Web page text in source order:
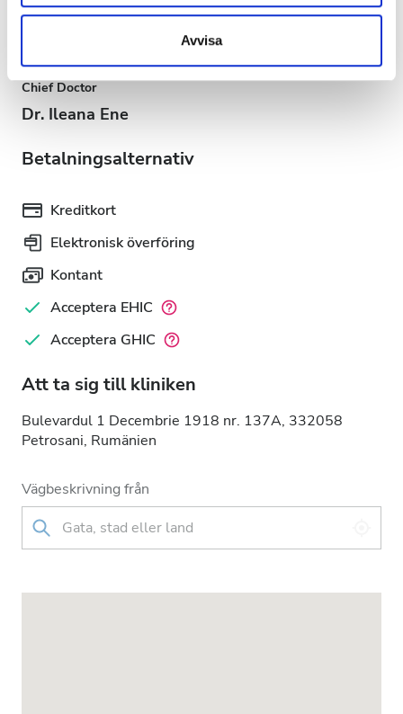
samlat in när du har använt deras tjänster.
Avvisa
Chief Doctor
Dr. Ileana Ene
Betalningsalternativ
Kreditkort
Elektronisk överföring
Kontant
Acceptera EHIC
Acceptera GHIC
Att ta sig till kliniken
Bulevardul 1 Decembrie 1918 nr. 137A, 332058
Petrosani, Rumänien
Vägbeskrivning från